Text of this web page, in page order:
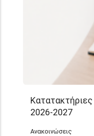
2026-2027
Ανακοινώσεις